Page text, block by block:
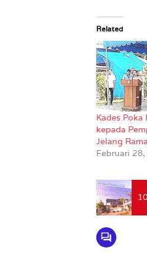
Related
Kades Poka
kepada
Jelang
Februari